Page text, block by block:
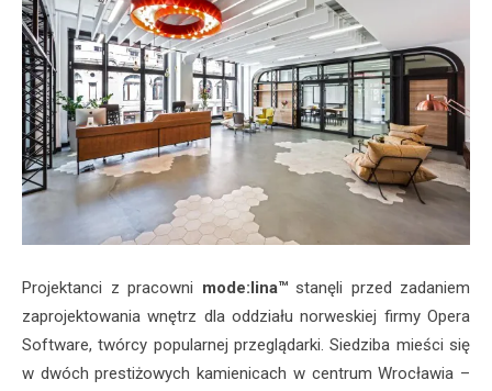
Projektanci z pracowni mode:lina™stanęli przed zadaniem
zaprojektowania wnętrz dla oddziału norweskiej firmy Opera
Software, twórcy popularnej przeglądarki. Siedziba mieści się
w dwóch prestiżowych kamienicach w centrum Wrocławia –